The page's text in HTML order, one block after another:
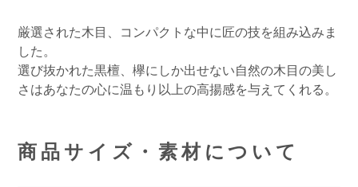
厳選された木目、コンパクトな中に匠の技を組み込みま
した。
選び抜かれた黒檀、欅にしか出せない自然の木目の美し
さはあなたの心に温もり以上の高揚感を与えてくれる。
商品サイズ・素材について